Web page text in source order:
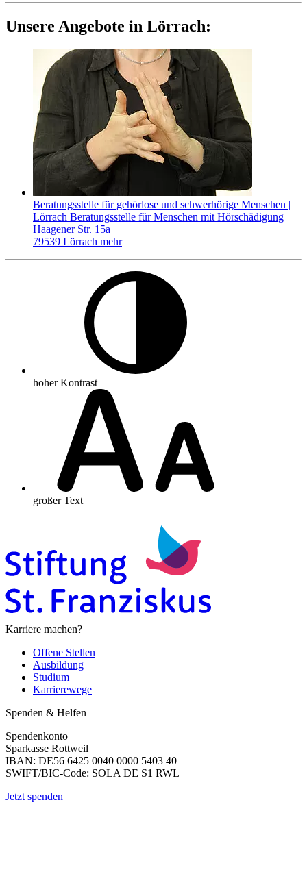
Unsere Angebote in Lörrach:
Beratungsstelle für gehörlose und schwerhörige Menschen |
Lörrach Beratungsstelle für Menschen mit Hörschädigung
Haagener Str. 15a
79539 Lörrach mehr
hoher Kontrast
großer Text
Karriere machen?
Offene Stellen
Ausbildung
Studium
Karrierewege
Spenden & Helfen
Spendenkonto
Sparkasse Rottweil
IBAN: DE56 6425 0040 0000 5403 40
SWIFT/BIC-Code: SOLA DE S1 RWL
Jetzt spenden